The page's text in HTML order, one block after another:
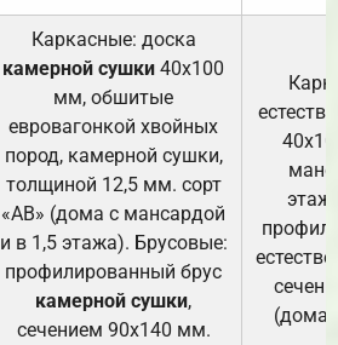
Каркасные: доска
камерной сушки 40х100
мм, обшитые
евровагонкой хвойных
пород, камерной сушки,
толщиной 12,5 мм. сорт
«АВ» (дома с мансардой
и в 1,5 этажа). Брусовые:
профилированный брус
камерной сушки,
сечением 90х140 мм.
(дома